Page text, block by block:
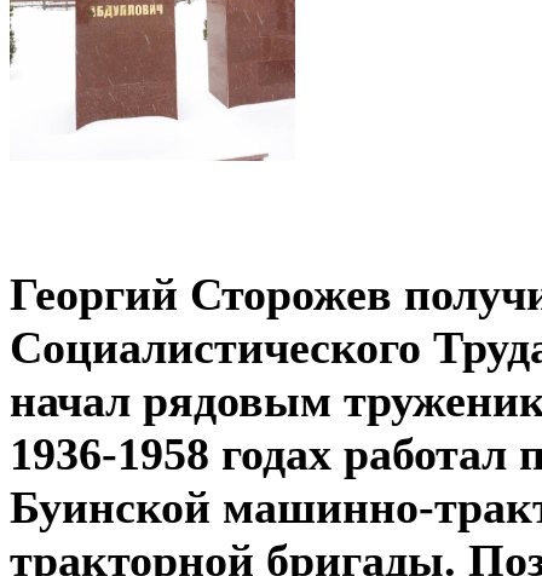
Георгий Сторожев
Социалистического
начал рядовым
1936-1958 годах
Буинской машинно-
тракторной бригады.